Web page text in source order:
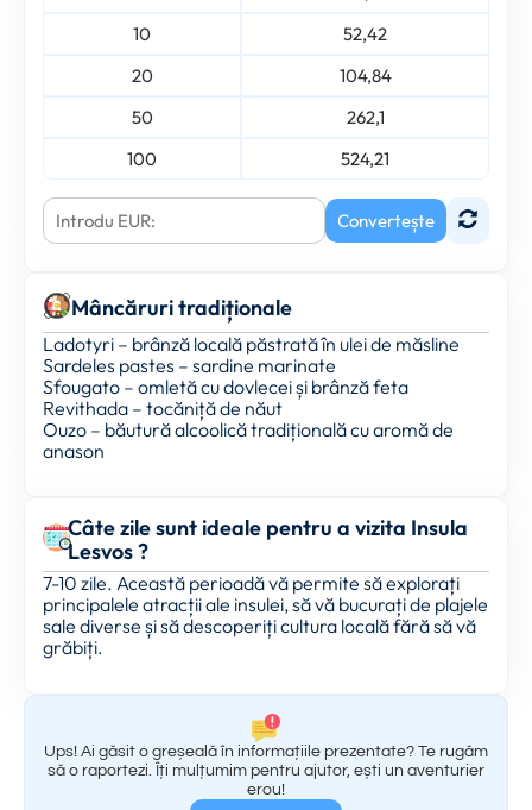
10
52,42
20
104,84
50
262,1
100
524,21
Convertește
Mâncăruri tradiționale
Ladotyri – brânză locală păstrată în ulei de măsline
Sardeles pastes – sardine marinate
Sfougato – omletă cu dovlecei și brânză feta
Revithada – tocăniță de năut
Ouzo – băutură alcoolică tradițională cu aromă de
anason
Câte zile sunt ideale pentru a vizita Insula
Lesvos ?
7-10 zile. Această perioadă vă permite să explorați
principalele atracții ale insulei, să vă bucurați de plajele
sale diverse și să descoperiți cultura locală fără să vă
grăbiți.
Ups! Ai găsit o greșeală în informațiile prezentate? Te rugăm
să o raportezi. Îți mulțumim pentru ajutor, ești un aventurier
erou!